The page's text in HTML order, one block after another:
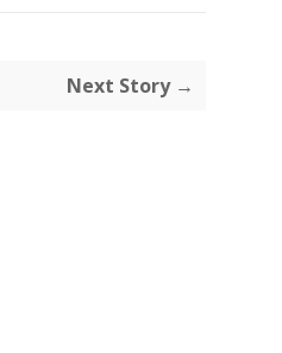
Next Story →